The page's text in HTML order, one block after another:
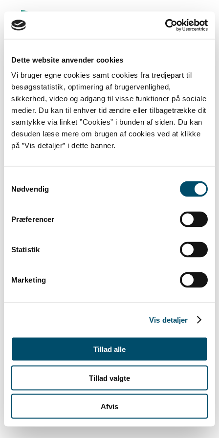
Dette website anvender cookies
Vi bruger egne cookies samt cookies fra tredjepart til
besøgsstatistik, optimering af brugervenlighed,
sikkerhed, video og adgang til visse funktioner på sociale
medier. Du kan til enhver tid ændre eller tilbagetrække dit
samtykke via linket ”Cookies” i bunden af siden. Du kan
desuden læse mere om brugen af cookies ved at klikke
på ”Vis detaljer” i dette banner.
Nødvendig
Præferencer
Statistik
Marketing
Vis detaljer
Tillad alle
Tillad valgte
Afvis
Videre
til
indhold
menunavigation
Søg
Avanceret
søgning
MENU
Navigation
Cookies
Center for Dokumentation og Indsats mod Ekstremisme -